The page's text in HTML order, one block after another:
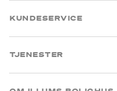
KUNDESERVICE
TJENESTER